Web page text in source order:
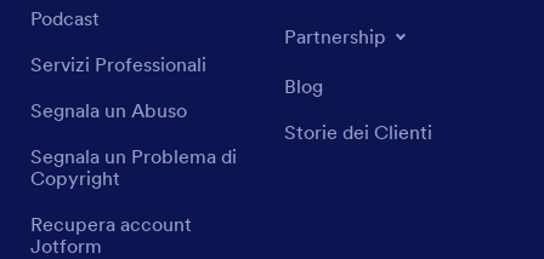
Podcast
Servizi Professionali
Segnala un Abuso
Segnala un Problema di
Copyright
Recupera account
Jotform
Partnership
Blog
Storie dei Clienti